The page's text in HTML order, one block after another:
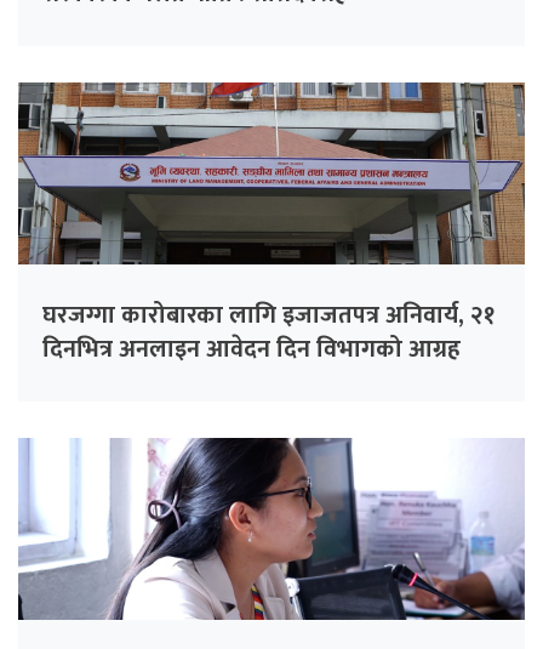
घरजग्गा कारोबारका लागि इजाजतपत्र अनिवार्य, २१
दिनभित्र अनलाइन आवेदन दिन विभागको आग्रह